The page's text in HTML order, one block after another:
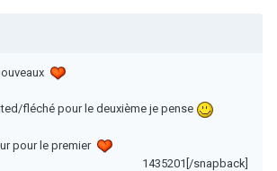
fléché pour le deuxième je pense
pour le premier
1435201[/snapback]